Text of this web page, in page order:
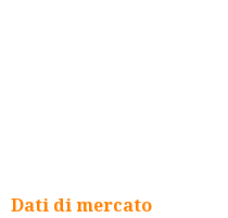
Dati di mercato